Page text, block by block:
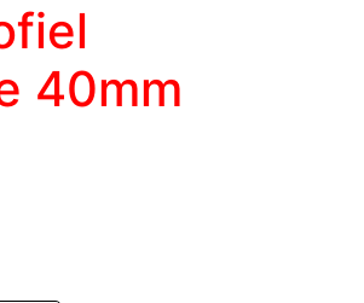
40mm